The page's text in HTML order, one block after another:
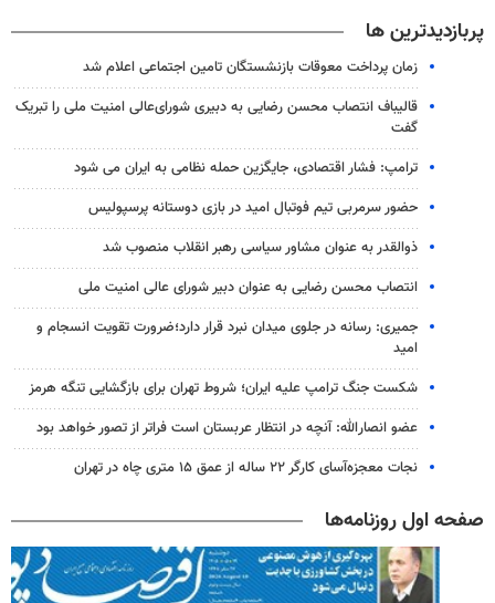
پربازدیدترین ها
زمان پرداخت معوقات بازنشستگان تامین اجتماعی اعلام شد
قالیباف انتصاب محسن رضایی به دبیری شورای‌عالی امنیت ملی را تبریک
گفت
ترامپ: فشار اقتصادی، جایگزین حمله نظامی به ایران می شود
حضور سرمربی تیم فوتبال امید در بازی دوستانه پرسپولیس
ذوالقدر به عنوان مشاور سیاسی رهبر انقلاب منصوب شد
انتصاب محسن رضایی به عنوان دبیر شورای عالی امنیت ملی
جمیری: رسانه‌ در جلوی میدان نبرد قرار دارد؛ضرورت تقویت انسجام و
امید
شکست جنگ ترامپ علیه ایران؛ شروط تهران برای بازگشایی تنگه هرمز
عضو انصارالله: آنچه در انتظار عربستان است فراتر از تصور خواهد بود
نجات معجزه‌آسای کارگر ۲۲ ساله از عمق ۱۵ متری چاه در تهران
صفحه اول روزنامه‌ها